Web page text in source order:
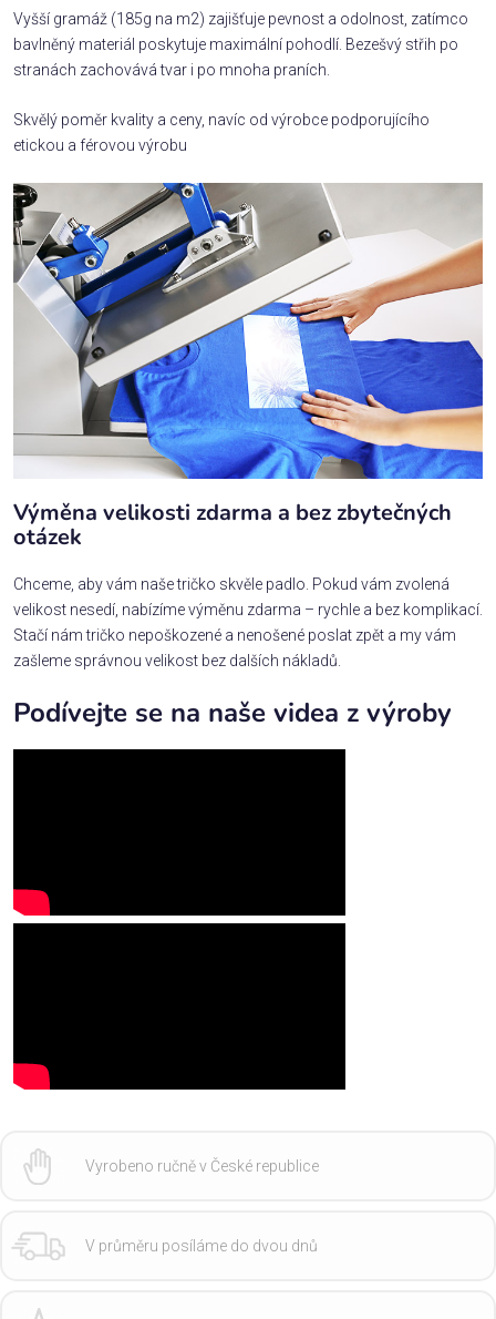
Vyšší gramáž (185g na m2) zajišťuje pevnost a odolnost, zatímco
bavlněný materiál poskytuje maximální pohodlí. Bezešvý střih po
stranách zachovává tvar i po mnoha praních.
Skvělý poměr kvality a ceny, navíc od výrobce podporujícího
etickou a férovou výrobu
Výměna velikosti zdarma a bez zbytečných
otázek
Chceme, aby vám naše tričko skvěle padlo. Pokud vám zvolená
velikost nesedí, nabízíme výměnu zdarma – rychle a bez komplikací.
Stačí nám tričko nepoškozené a nenošené poslat zpět a my vám
zašleme správnou velikost bez dalších nákladů.
Podívejte se na naše videa z výroby
Vyrobeno ručně v České republice
V průměru posíláme do dvou dnů